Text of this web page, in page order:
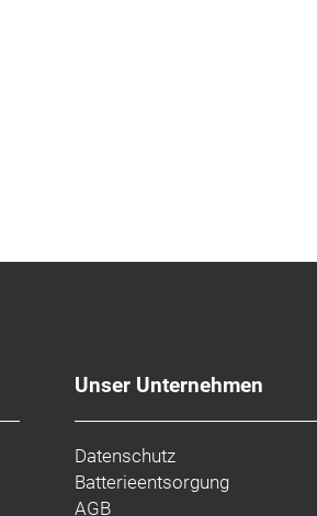
Unser Unternehmen
Datenschutz
Batterieentsorgung
AGB